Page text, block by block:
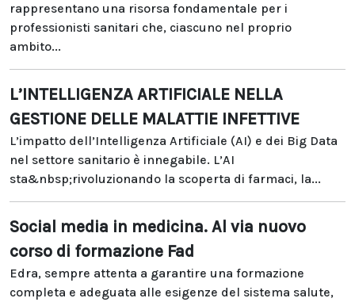
rappresentano una risorsa fondamentale per i
professionisti sanitari che, ciascuno nel proprio
ambito...
L’INTELLIGENZA ARTIFICIALE NELLA
GESTIONE DELLE MALATTIE INFETTIVE
L’impatto dell’Intelligenza Artificiale (AI) e dei Big Data
nel settore sanitario è innegabile. L’AI
sta&nbsp;rivoluzionando la scoperta di farmaci, la...
Social media in medicina. Al via nuovo
corso di formazione Fad
Edra, sempre attenta a garantire una formazione
completa e adeguata alle esigenze del sistema salute,